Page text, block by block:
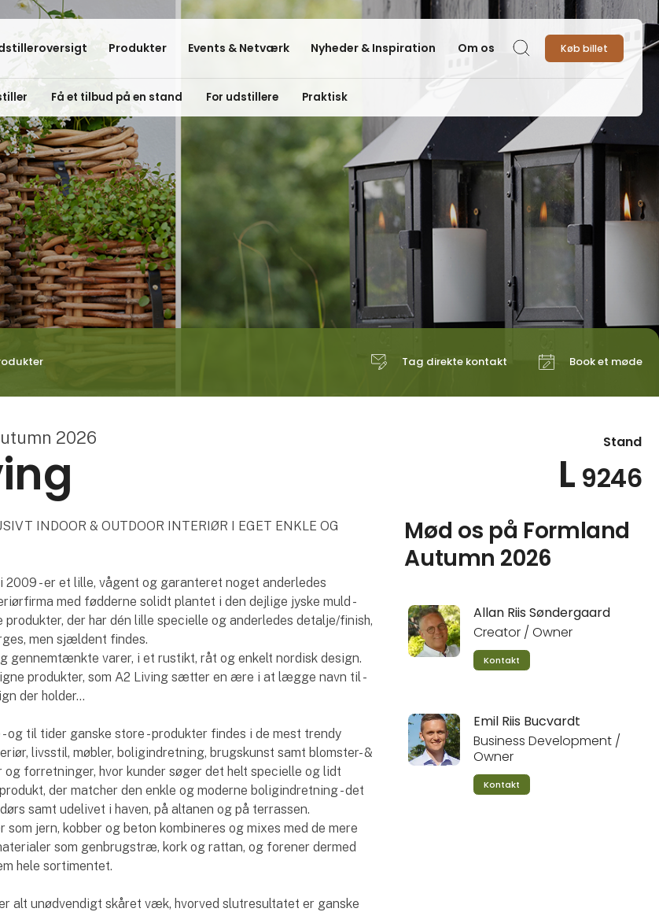
Produkter Events & Netværk Nyheder & Inspiration Om os Søg Køb billet
Få et tilbud på en stand For udstillere Praktisk
Tag direkte kontakt Book et møde
2026 Stand
L 9246
INDOOR & OUTDOOR INTERIØR I EGET ENKLE OG
2009 - er et lille, vågent og garanteret noget anderledes
med fødderne solidt plantet i den dejlige jyske muld -
produkter, der har dén lille specielle og anderledes detalje/finish,
men sjældent findes.
gennemtænkte varer, i et rustikt, råt og enkelt nordisk design.
produkter, som A2 Living sætter en ære i at lægge navn til -
der holder…
og til tider ganske store - produkter findes i de mest trendy
livsstil, møbler, boligindretning, brugskunst samt blomster- &
og forretninger, hvor kunder søger det helt specielle og lidt
der matcher den enkle og moderne boligindretning - det
samt udelivet i haven, på altanen og på terrassen.
som jern, kobber og beton kombineres og mixes med de mere
som genbrugstræ, kork og rattan, og forener dermed
hele sortimentet.
alt unødvendigt skåret væk, hvorved slutresultatet er ganske
Mød os på Formland
Autumn 2026
Allan Riis Søndergaard
Creator / Owner
Kontakt
Emil Riis Bucvardt
Business Development /
Owner
Kontakt